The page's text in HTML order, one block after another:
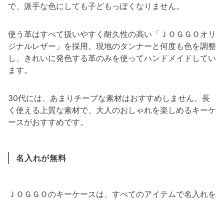
で、派手な色にしても子どもっぽくなりません。
使う革はすべて扱いやすく耐久性の高い「ＪＯＧＧＯオリ
ジナルレザー」を採用。現地のタンナーと何度も色を調整
し、きれいに発色する革のみを使ってハンドメイドしてい
ます。
30代には、あまりチープな素材はおすすめしません。長
く使える上質な素材で、大人のおしゃれを楽しめるキーケ
ースがおすすめです。
名入れが無料
ＪＯＧＧＯのキーケースは、すべてのアイテムで名入れを